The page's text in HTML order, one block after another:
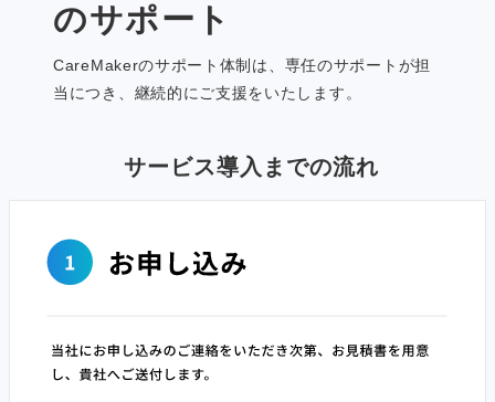
のサポート
CareMakerのサポート体制は、専任のサポートが担
当につき、継続的にご支援をいたします。
サービス導入までの流れ